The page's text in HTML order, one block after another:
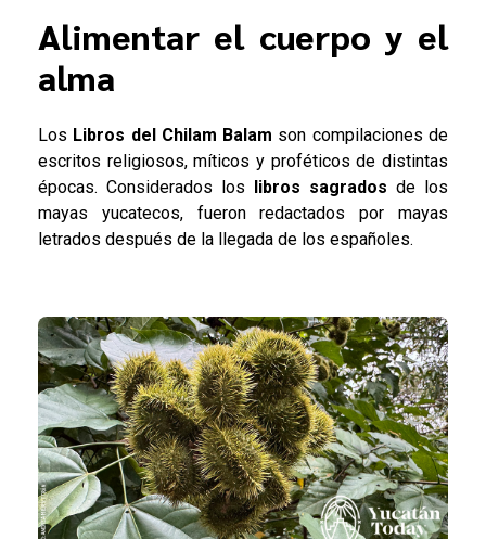
Alimentar el cuerpo y el
alma
Los Libros del Chilam Balam son compilaciones de
escritos religiosos, míticos y proféticos de distintas
épocas. Considerados los libros sagrados de los
mayas yucatecos, fueron redactados por mayas
letrados después de la llegada de los españoles.